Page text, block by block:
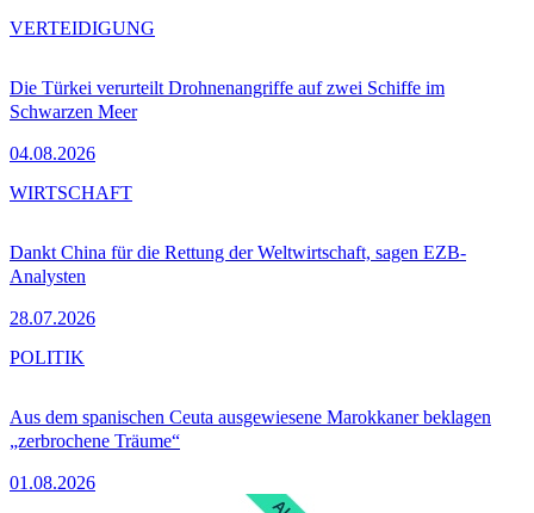
Die Türkei verurteilt Drohnenangriffe auf zwei Schiffe im
Schwarzen Meer
04.08.2026
VERTEIDIGUNG
Dankt China für die Rettung der Weltwirtschaft, sagen EZB-
Analysten
28.07.2026
WIRTSCHAFT
Aus dem spanischen Ceuta ausgewiesene Marokkaner beklagen
„zerbrochene Träume“
01.08.2026
POLITIK